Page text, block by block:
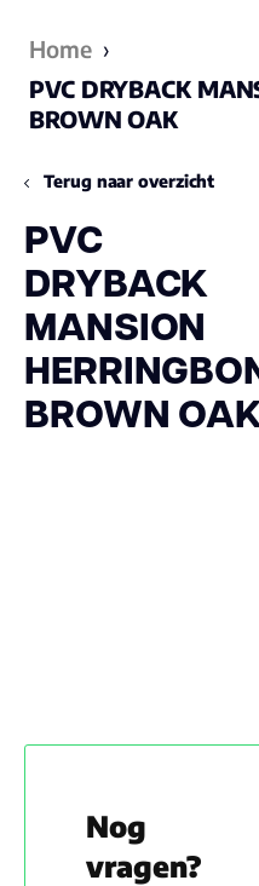
Home ›
PVC DRYBACK
BROWN OAK
Terug naar overzicht
PVC
DRYBACK
MANSION
BROWN
Nog
vragen?